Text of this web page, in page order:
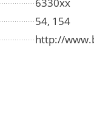
6330xx
54, 154
http://